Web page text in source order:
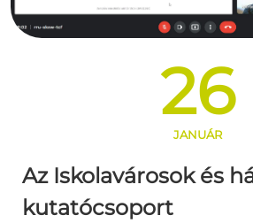
26
JANUÁR
Az Iskolavárosok és
kutatócsoport